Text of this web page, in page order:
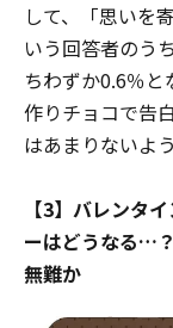
して、「思いを
いう回答者のう
ちわずか0.6％
作りチョコで告
はあまりないよう
【3】バレンタ
ーはどうなる…
無難か